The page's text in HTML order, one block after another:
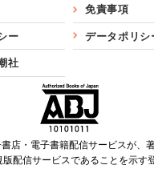
免責事項
ー データポリシ
社
店・電子書籍配信サービスが、
配信サービスであることを示す